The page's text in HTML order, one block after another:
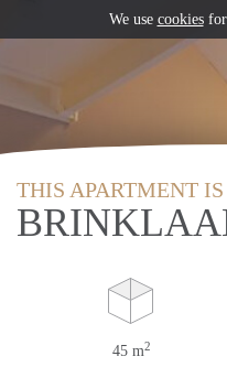
THIS APARTMENT
45 m2
We use cookiesfor